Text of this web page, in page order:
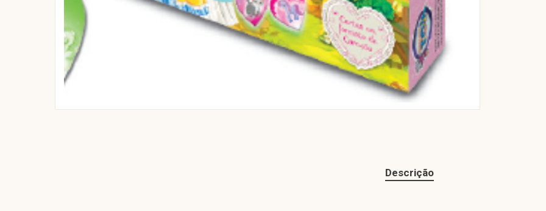
Descrição